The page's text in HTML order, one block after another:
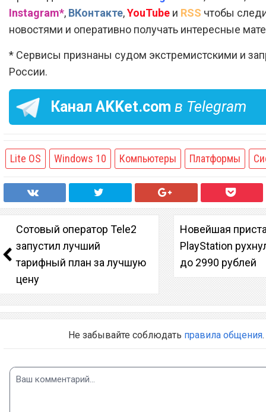
Instagram*, ВКонтакте,YouTube и RSS чтобы
новостями и оперативно получать интересные
* Сервисы признаны судом экстремистскими и
России.
Канал AKKet.com в Telegram
Lite OS Windows 10 Компьютеры Платформы
Сотовый оператор Tele2
запустил лучший
тарифный план за лучшую
цену
Новейшая
PlayStation
до 2990 рублей
Не забывайте соблюдать правила общения.